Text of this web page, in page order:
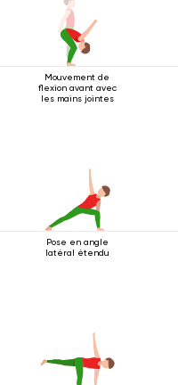
Mouvement de
flexion avant avec
les mains jointes
Pose en angle
latéral étendu